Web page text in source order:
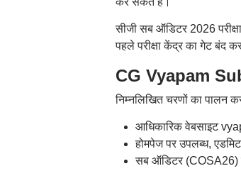
सीजी सब ऑडिटर 2026
पहले परीक्षा केंद्र का गेट बंद कर
CG Vyapam
निम्नलिखित चरणों का पालन
आधिकारिक वेबसाइट
होमपेज पर उपलब्ध,
सब ऑडिटर (COSA26)